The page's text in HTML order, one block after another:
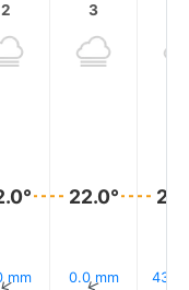
2
mm
3
22.0°
0.0 mm 43%